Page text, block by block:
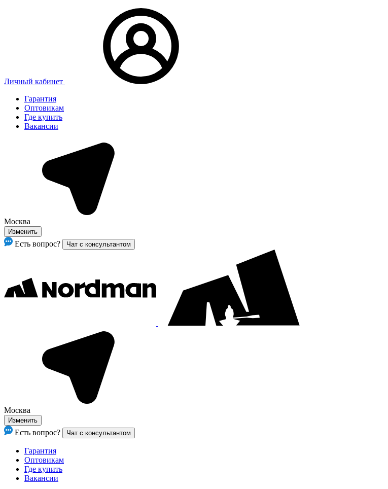
Личный кабинет
Гарантия
Оптовикам
Где купить
Вакансии
Москва
Изменить
Есть вопрос? Чат с консультантом
Москва
Изменить
Есть вопрос? Чат с консультантом
Гарантия
Оптовикам
Где купить
Вакансии